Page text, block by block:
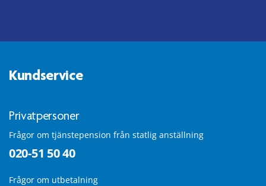
Kundservice
Privatpersoner
Frågor om tjänstepension från statlig anställning
020-51 50 40
Frågor om utbetalning